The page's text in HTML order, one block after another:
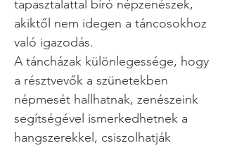
tapasztalattal bíró népzenészek,
akiktől nem idegen a táncosokhoz
való igazodás.
A táncházak különlegessége, hogy
a résztvevők a szünetekben
népmesét hallhatnak, zenészeink
segítségével ismerkedhetnek a
hangszerekkel, csiszolhatják